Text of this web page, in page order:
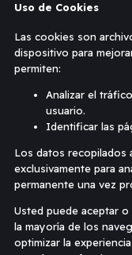
Uso de Cookies
Las cookies son
dispositivo para
permiten:
Analizar el
usuario.
Identificar las
Los datos recopilados
exclusivamente para
permanente una vez
Usted puede aceptar
la mayoría de los
optimizar la